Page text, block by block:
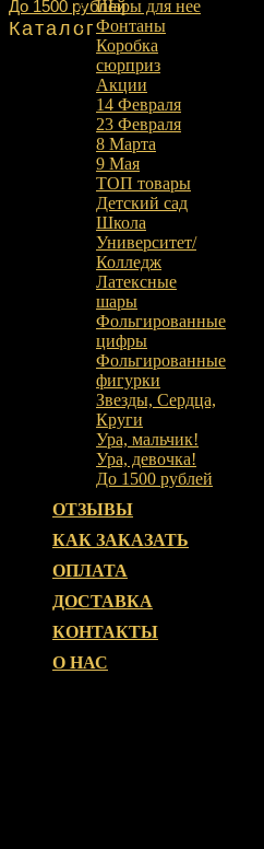
До 1500 рублей
Каталог
Шары для нее
Фонтаны
Коробка
сюрприз
Акции
14 Февраля
23 Февраля
8 Марта
9 Мая
ТОП товары
Детский сад
Школа
Университет/
Колледж
Латексные
шары
Фольгированные
цифры
Фольгированные
фигурки
Звезды, Сердца,
Круги
Ура, мальчик!
Ура, девочка!
До 1500 рублей
ОТЗЫВЫ
КАК ЗАКАЗАТЬ
ОПЛАТА
ДОСТАВКА
КОНТАКТЫ
О НАС